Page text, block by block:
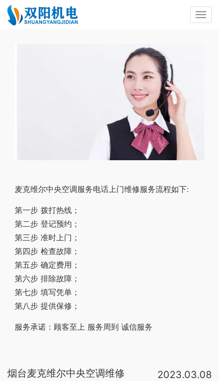
麦克维尔中央空调服务电话上门维修服务流程如下:
第一步 拨打热线；
第二步 登记预约；
第三步 准时上门；
第四步 检查故障；
第五步 确定费用；
第六步 排除故障；
第七步 填写凭单；
第八步 提供保修；
服务承诺：顾客至上 服务周到 诚信服务
烟台麦克维尔中央空调维修 2023.03.08